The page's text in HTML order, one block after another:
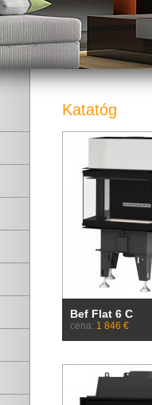
Katatóg
Bef Flat 6 C
cena: 1 846 €